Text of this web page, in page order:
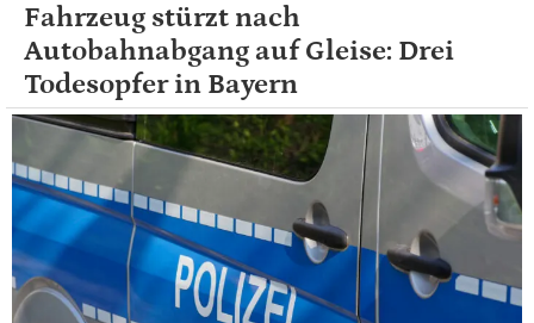
Fahrzeug stürzt nach
Autobahnabgang auf Gleise: Drei
Todesopfer in Bayern